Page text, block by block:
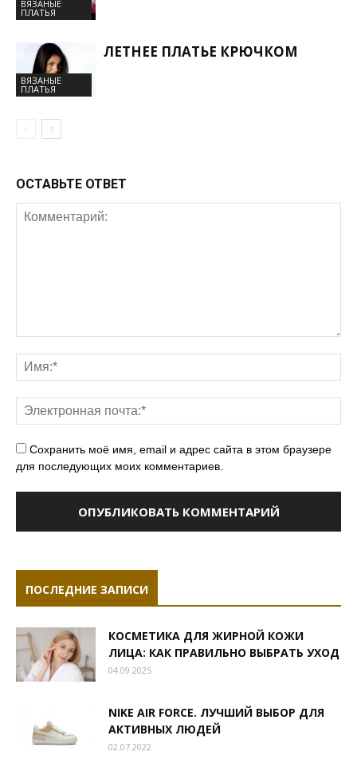
ВЯЗАНЫЕ
ПЛАТЬЯ
ВЯЗАНЫЕ
ПЛАТЬЯ
ЛЕТНЕЕ ПЛАТЬЕ КРЮЧКОМ
ОСТАВЬТЕ ОТВЕТ
Сохранить моё имя, email и адрес сайта в этом браузере
для последующих моих комментариев.
ПОСЛЕДНИЕ ЗАПИСИ
КОСМЕТИКА ДЛЯ ЖИРНОЙ КОЖИ
ЛИЦА: КАК ПРАВИЛЬНО ВЫБРАТЬ УХОД
04.09.2025
NIKE AIR FORCE. ЛУЧШИЙ ВЫБОР ДЛЯ
АКТИВНЫХ ЛЮДЕЙ
02.07.2022